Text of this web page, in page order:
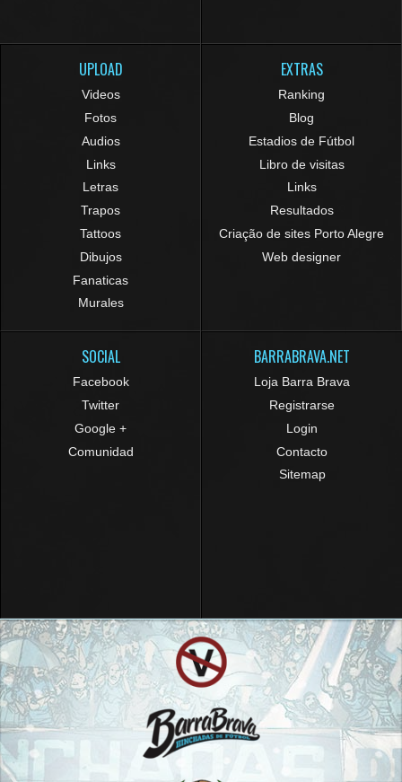
UPLOAD
Videos
Fotos
Audios
Links
Letras
Trapos
Tattoos
Dibujos
Fanaticas
Murales
EXTRAS
Ranking
Blog
Estadios de Fútbol
Libro de visitas
Links
Resultados
Criação de sites Porto Alegre
Web designer
SOCIAL
Facebook
Twitter
Google +
Comunidad
BARRABRAVA.NET
Loja Barra Brava
Registrarse
Login
Contacto
Sitemap